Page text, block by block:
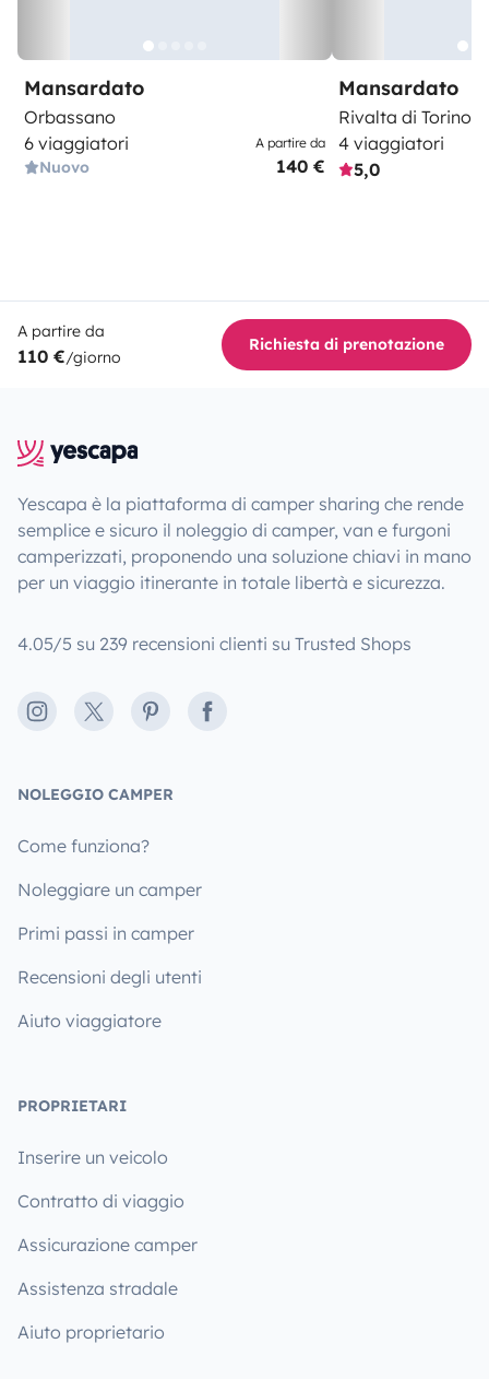
Mansardato
Orbassano
6 viaggiatori
Nuovo
A partire da
140 €
Mansardato
Rivalta di Torino
4 viaggiatori
5,0
A partire da
110 €/giorno
Richiesta di prenotazione
Yescapa è la piattaforma di camper sharing che rende
semplice e sicuro il noleggio di camper, van e furgoni
camperizzati, proponendo una soluzione chiavi in mano
per un viaggio itinerante in totale libertà e sicurezza.
4.05/5 su 239 recensioni clienti su Trusted Shops
Instagram
X PinterestFacebook
NOLEGGIO CAMPER
Come funziona?
Noleggiare un camper
Primi passi in camper
Recensioni degli utenti
Aiuto viaggiatore
PROPRIETARI
Inserire un veicolo
Contratto di viaggio
Assicurazione camper
Assistenza stradale
Aiuto proprietario